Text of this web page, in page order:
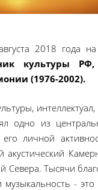
2018 года на
культуры
(1976-2002).
одно из
личной
акустический
Севера. Тысячи
музыкальность -